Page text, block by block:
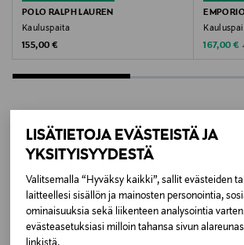
LISÄTIETOJA EVÄSTEISTÄ JA
YKSITYISYYDESTÄ
Valitsemalla “Hyväksy kaikki”, sallit evästeiden
laitteellesi sisällön ja mainosten personointia,
ominaisuuksia sekä liikenteen analysointia
evästeasetuksiasi milloin tahansa sivun
Väri
CLOUD DANCER STRIPES:BLACK
Valmistusmaa
Valmistajan tuotenumero
Valmistaja
Bestseller Wholesale Finland Oy
POLO RALPH LAUREN
Kauluspaita
Original Price
155,00 € 167,00 €
LISÄÄ
TUOTTEITA